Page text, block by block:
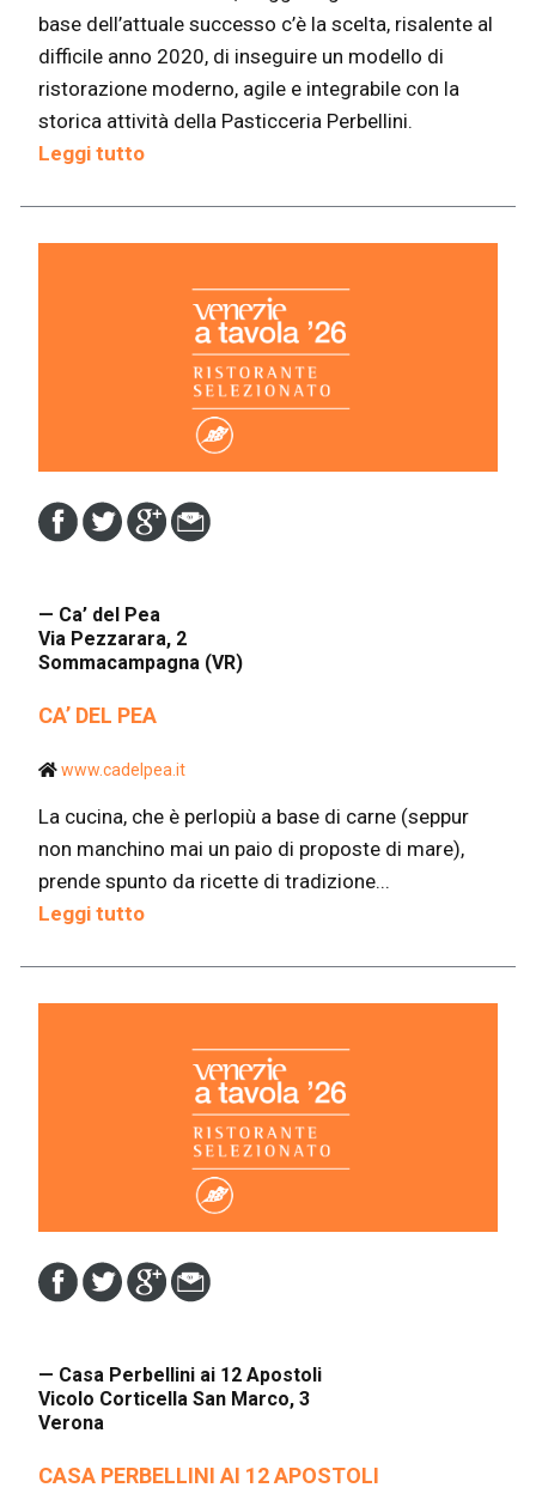
base dell’attuale successo c’è la scelta, risalente al
difficile anno 2020, di inseguire un modello di
ristorazione moderno, agile e integrabile con la
storica attività della Pasticceria Perbellini.
Leggi tutto
— Ca’ del Pea
Via Pezzarara, 2
Sommacampagna (VR)
CA’ DEL PEA
www.cadelpea.it
La cucina, che è perlopiù a base di carne (seppur
non manchino mai un paio di proposte di mare),
prende spunto da ricette di tradizione...
Leggi tutto
— Casa Perbellini ai 12 Apostoli
Vicolo Corticella San Marco, 3
Verona
CASA PERBELLINI AI 12 APOSTOLI